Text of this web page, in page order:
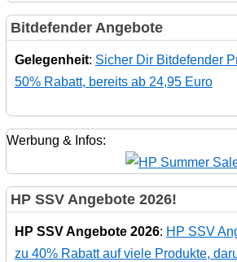
Bitdefender Angebote
Gelegenheit: Sicher Dir Bitdefender
50% Rabatt, bereits ab 24,95 Euro
Werbung & Infos:
HP SSV Angebote 2026!
HP SSV Angebote 2026: HP SSV
zu 40% Rabatt auf viele Produkte,